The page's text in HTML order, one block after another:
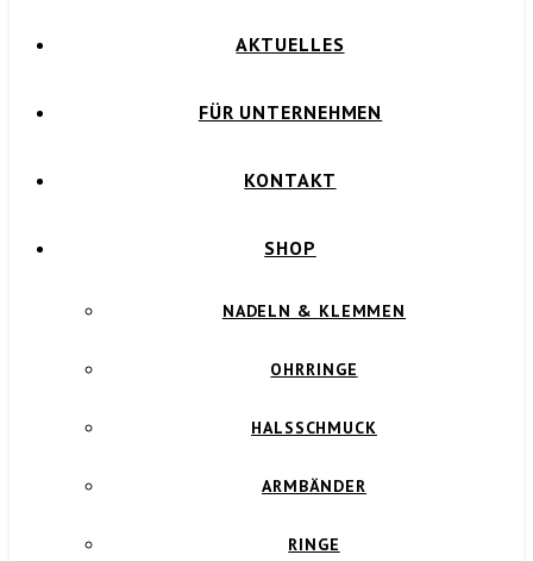
AKTUELLES
FÜR UNTERNEHMEN
KONTAKT
SHOP
NADELN & KLEMMEN
OHRRINGE
HALSSCHMUCK
ARMBÄNDER
RINGE